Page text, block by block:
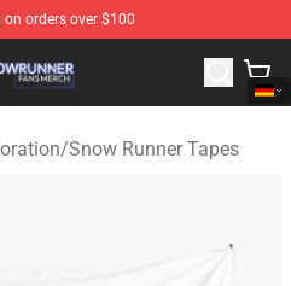
orders over $100
Snow Runner Merchandise
/Snow Runner Tapes